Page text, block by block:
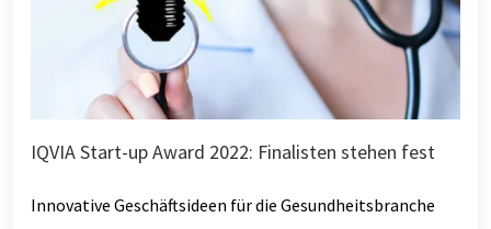
IQVIA Start-up Award 2022: Finalisten stehen fest
Innovative Geschäftsideen für die Gesundheitsbranche